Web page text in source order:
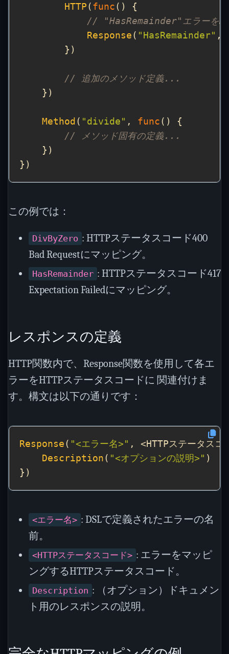
HTTP ( func
// "HasRemainder"エラーを
Response ( "HasRemainder"
// 追加のメソッド定義...
Method ( "divide" , func
// メソッド固有の定義...
この例では：
DivByZero : HTTPステータスコード400
Bad Requestにマッピング。
HasRemainder : HTTPステータスコード417
Expectation Failedにマッピング。
レスポンスの定義
HTTP関数内で、Response関数を使用して各エ
ラーをHTTPステータスコードに 関連付けま
す。構文は以下の通りです：
Response ( "<エラー名>" , <HTTPステータス
Description ( "<オプションの説明>"
<エラー名> : DSLで定義されたエラーの名
前。
<HTTPステータスコード> : エラーをマッピ
ングするHTTPステータスコード。
Description : （オプション）ドキュメン
ト用のレスポンスの説明。